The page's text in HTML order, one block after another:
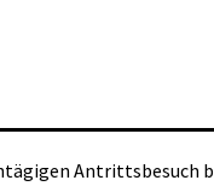
Antrittsbesuch